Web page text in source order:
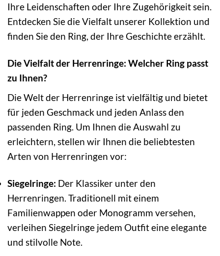
Ihre Leidenschaften oder Ihre Zugehörigkeit sein.
Entdecken Sie die Vielfalt unserer Kollektion und
finden Sie den Ring, der Ihre Geschichte erzählt.
Die Vielfalt der Herrenringe: Welcher Ring passt
zu Ihnen?
Die Welt der Herrenringe ist vielfältig und bietet
für jeden Geschmack und jeden Anlass den
passenden Ring. Um Ihnen die Auswahl zu
erleichtern, stellen wir Ihnen die beliebtesten
Arten von Herrenringen vor:
Siegelringe: Der Klassiker unter den
Herrenringen. Traditionell mit einem
Familienwappen oder Monogramm versehen,
verleihen Siegelringe jedem Outfit eine elegante
und stilvolle Note.